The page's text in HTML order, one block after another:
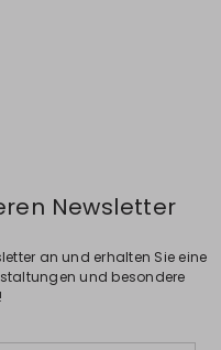
Newsletter
an und erhalten Sie eine
und besondere